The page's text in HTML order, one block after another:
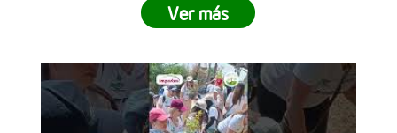
www.reddearboles.orgVer más